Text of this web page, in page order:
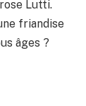
Lutti.
friandise
âges ?